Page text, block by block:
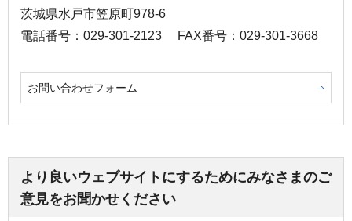
茨城県水戸市笠原町978-6
電話番号：029-301-2123
FAX番号：029-301-3668
お問い合わせフォーム
より良いウェブサイトにするためにみなさまのご
意見をお聞かせください